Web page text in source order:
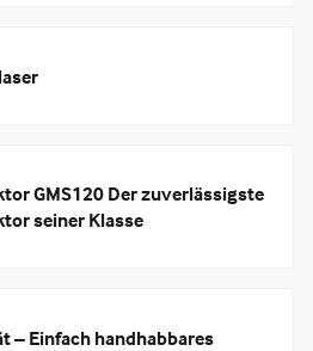
GMS120 Der zuverlässigste
seiner Klasse
– Einfach handhabbares